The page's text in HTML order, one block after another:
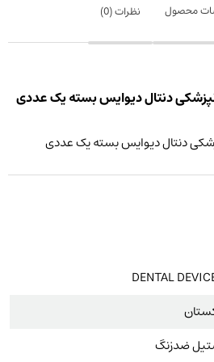
محصول نظرات (0
)
دنتال دیوایس بسته یک عددی
دنتال دیوایس بسته یک عددی
DENTAL
ضدزنگ